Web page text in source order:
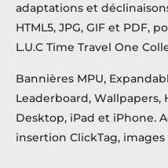
adaptations et
HTML5, JPG, GIF et PDF,
L.U.C Time Travel One
Bannières MPU,
Leaderboard, Wallpapers,
Desktop, iPad et iPhone.
insertion ClickTag,